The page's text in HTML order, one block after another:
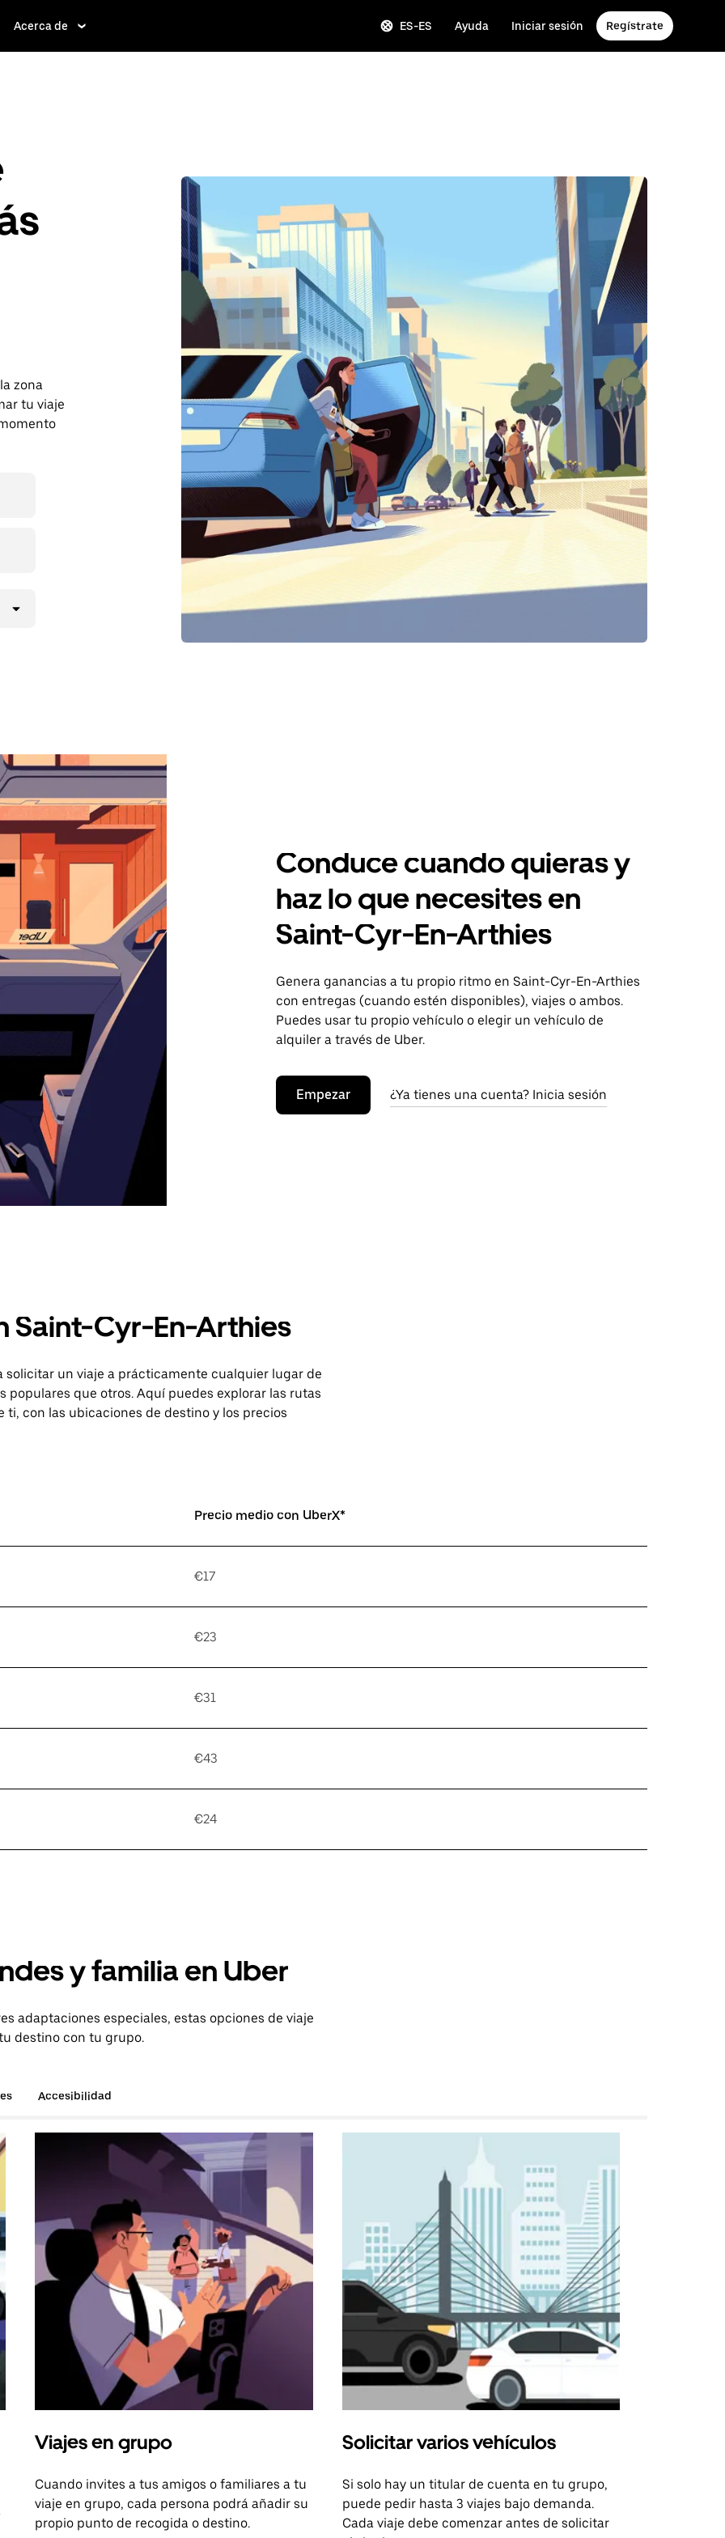
Acerca de ES-ES Ayuda Iniciar sesión Regístrate
zona
tu viaje
Conduce cuando quieras y
haz lo que necesites en
Saint-Cyr-En-Arthies
Genera ganancias a tu propio ritmo en Saint-Cyr-En-Arthies
con entregas (cuando estén disponibles), viajes o ambos.
Puedes usar tu propio vehículo o elegir un vehículo de
alquiler a través de Uber.
Empezar ¿Ya tienes una cuenta? Inicia sesión
Saint-Cyr-En-Arthies
un viaje a prácticamente cualquier lugar de
que otros. Aquí puedes explorar las rutas
con las ubicaciones de destino y los precios
Precio medio con UberX*
€17
€23
€31
€43
€24
y familia en Uber
adaptaciones especiales, estas opciones de viaje
destino con tu grupo.
Accesibilidad
Viajes en grupo
Cuando invites a tus amigos o familiares a tu
viaje en grupo, cada persona podrá añadir su
propio punto de recogida o destino.
Solicitar varios vehículos
Si solo hay un titular de cuenta en tu grupo,
puede pedir hasta 3 viajes bajo demanda.
Cada viaje debe comenzar antes de solicitar